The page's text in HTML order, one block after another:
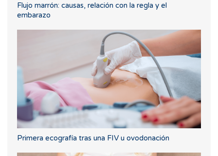
Flujo marrón: causas, relación con la regla y el
embarazo
Primera ecografía tras una FIV u ovodonación